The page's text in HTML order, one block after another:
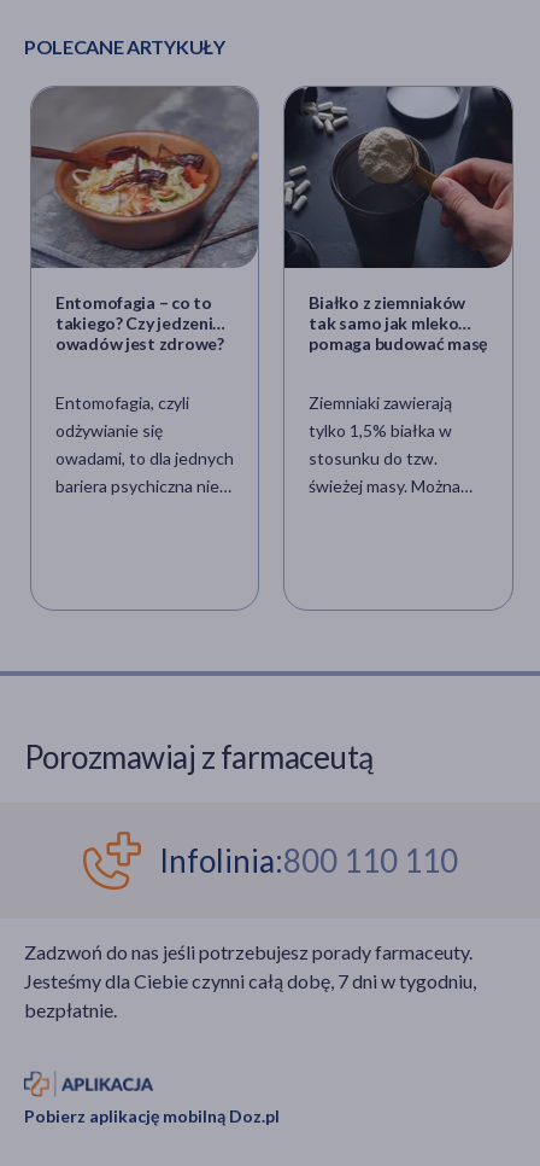
POLECANE ARTYKUŁY
Entomofagia – co to
takiego? Czy jedzenie
owadów jest zdrowe?
Entomofagia, czyli
odżywianie się
owadami, to dla jednych
bariera psychiczna nie
białka i wielu innych
Białko z ziemniaków
tak samo jak mleko
pomaga budować masę
Ziemniaki zawierają
tylko 1,5% białka w
stosunku do tzw.
świeżej masy. Można
bogaty w aminokwasy
z Uniwersytetu w
Porozmawiaj z farmaceutą
Infolinia:800 110 110
Zadzwoń do nas jeśli potrzebujesz porady farmaceuty.
Jesteśmy dla Ciebie czynni całą dobę, 7 dni w tygodniu,
bezpłatnie.
Pobierz aplikację mobilną Doz.pl